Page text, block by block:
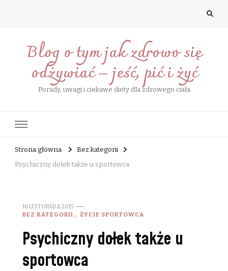
Blog o tym jak zdrowo się
odżywiać – jeść, pić i żyć
Porady, uwagi i ciekawe diety dla zdrowego ciała
Strona główna
Bez kategorii
Psychiczny dołek także u sportowca
16 LISTOPADA 2015
BEZ KATEGORII
ŻYCIE SPORTOWCA
Psychiczny dołek także u
sportowca